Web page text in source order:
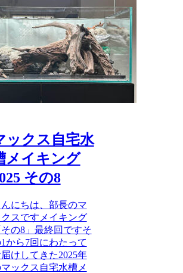
ックス自宅水
メイキング
その8
んにちは、部長のマ
クスですメイキング
その8」最終回ですそ
から7回にわたって
けしてきた2025年
ックス自宅水槽メ